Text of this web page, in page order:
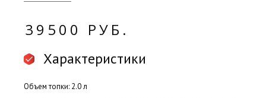
39500 РУБ.
Характеристики
Объем топки: 2.0 л